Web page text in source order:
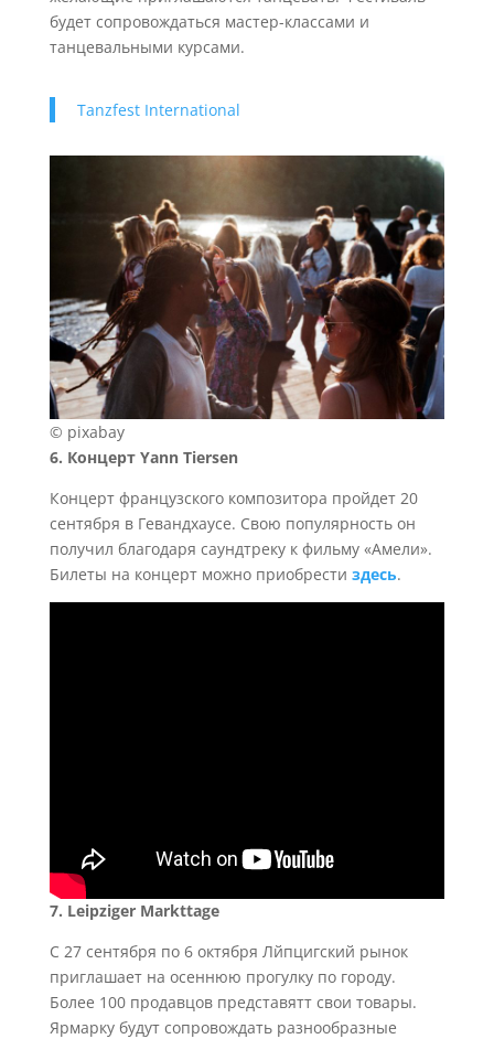
будет сопровождаться мастер-классами и
танцевальными курсами.
Tanzfest International
© pixabay
6. Концерт Yann Tiersen
Концерт французского композитора пройдет 20
сентября в Гевандхаусе. Свою популярность он
получил благодаря саундтреку к фильму «Амели».
Билеты на концерт можно приобрести здесь.
7. Leipziger Markttage
С 27 сентября по 6 октября Лйпцигский рынок
приглашает на осеннюю прогулку по городу.
Более 100 продавцов представятт свои товары.
Ярмарку будут сопровождать разнообразные